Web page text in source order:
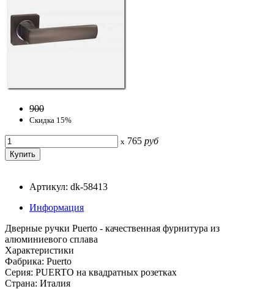
900
Скидка 15%
x 765 руб
Артикул: dk-58413
Информация
Дверные ручки Puerto - качественная фурнитура из
алюминиевого сплава
Характеристики
Фабрика: Puerto
Серия: PUERTO на квадратных розетках
Страна: Италия